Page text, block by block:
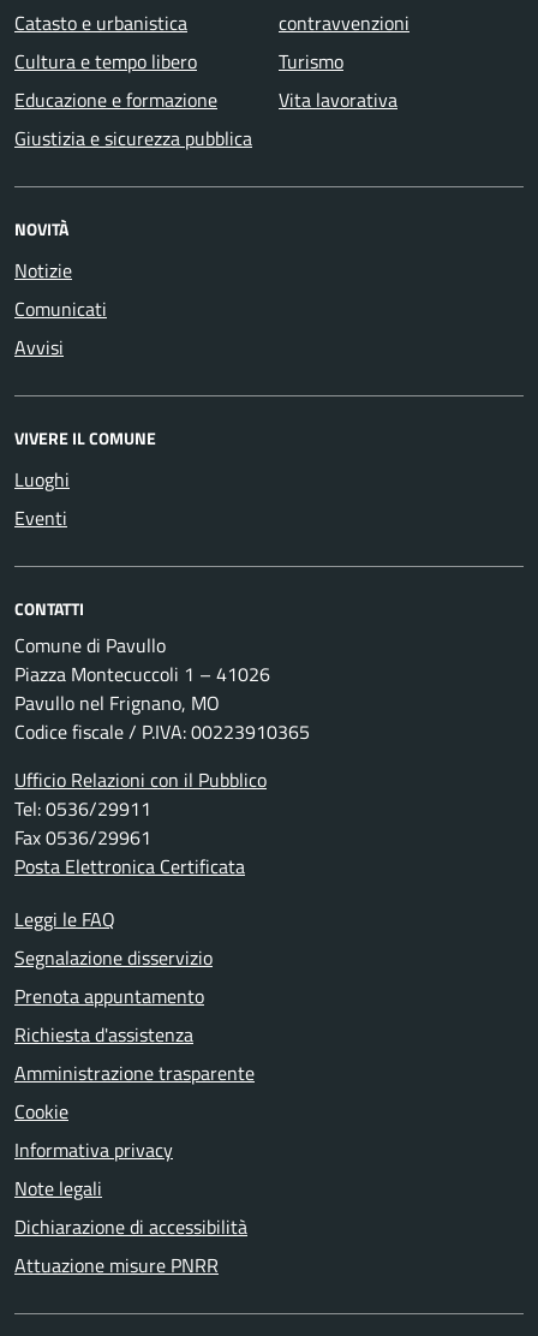
Catasto e urbanistica
Cultura e tempo libero
Educazione e formazione
Giustizia e sicurezza pubblica
contravvenzioni
Turismo
Vita lavorativa
NOVITÀ
Notizie
Comunicati
Avvisi
VIVERE IL COMUNE
Luoghi
Eventi
CONTATTI
Comune di Pavullo
Piazza Montecuccoli 1 – 41026
Pavullo nel Frignano, MO
Codice fiscale / P.IVA: 00223910365
Ufficio Relazioni con il Pubblico
Tel: 0536/29911
Fax 0536/29961
Posta Elettronica Certificata
Leggi le FAQ
Segnalazione disservizio
Prenota appuntamento
Richiesta d'assistenza
Amministrazione trasparente
Cookie
Informativa privacy
Note legali
Dichiarazione di accessibilità
Attuazione misure PNRR